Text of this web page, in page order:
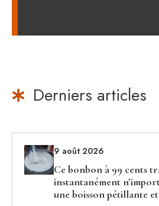
Derniers articles
9 août 2026
Ce bonbon à 99 cents
instantanément
une boisson pétillante